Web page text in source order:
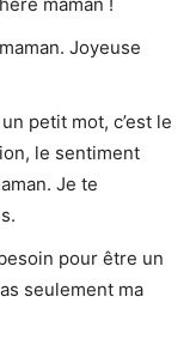
Joyeuse
petit mot, c’est le
le sentiment
Je te
pour être un
seulement ma